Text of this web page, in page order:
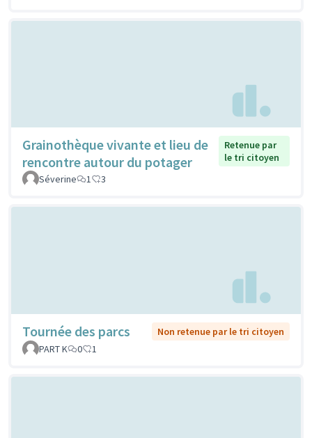
Grainothèque vivante et lieu de
rencontre autour du potager
Retenue par
le tri citoyen
Séverine
1 3
Tournée des parcs
Non retenue par le tri citoyen
PART K
0 1